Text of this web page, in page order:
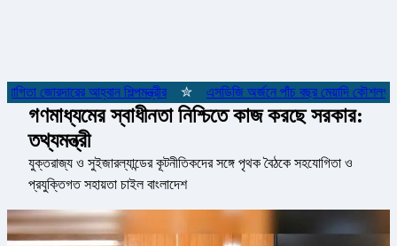
জোরদারের আহ্বান শিল্পমন্ত্রীর ✮ এসডিজি অর্জনে পাঁচ বছর মেয়াদি কৌশলগত
গণমাধ্যমের স্বাধীনতা নিশ্চিতে কাজ করছে সরকার:
তথ্যমন্ত্রী
যুক্তরাজ্য ও সুইজারল্যান্ডের কূটনীতিকদের সঙ্গে পৃথক বৈঠকে সহযোগিতা ও
প্রযুক্তিগত সহায়তা চাইল বাংলাদেশ